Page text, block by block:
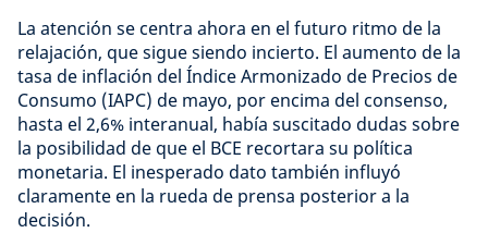
La atención se centra ahora en el futuro ritmo de la
relajación, que sigue siendo incierto. El aumento de la
tasa de inflación del Índice Armonizado de Precios de
Consumo (IAPC) de mayo, por encima del consenso,
hasta el 2,6% interanual, había suscitado dudas sobre
la posibilidad de que el BCE recortara su política
monetaria. El inesperado dato también influyó
claramente en la rueda de prensa posterior a la
decisión.